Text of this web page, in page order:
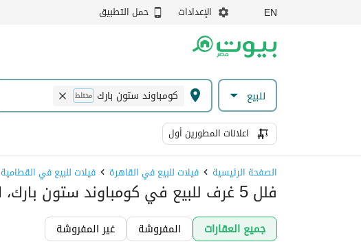
EN الإعدادات حمل التطبيق
للبيع كومباوند ستون بارك مختلط
اعلانات المطورين أول
الصفحة الرئيسية فيلات للبيع في القاهرة فيلات للبيع في القطامية
فلل 5 غرف للبيع في كومباوند ستون بارك، القطامية
جميع العقارات المفروشة غير المفروشة